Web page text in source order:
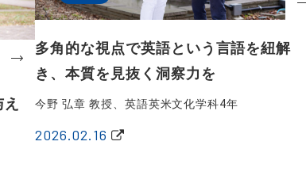
多角的な視点で英語という言語を紐解
き、本質を見抜く洞察力を
今野 弘章 教授、英語英米文化学科4年
2026.02.16